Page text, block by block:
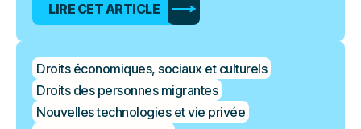
LIRE CET ARTICLE
Droits économiques, sociaux et culturels
Droits des personnes migrantes
Nouvelles technologies et vie privée